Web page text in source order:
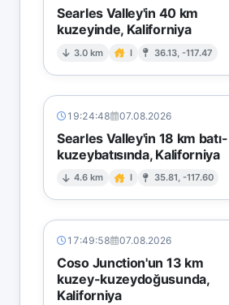
Searles Valley'in 40 km
kuzeyinde, Kaliforniya
3.0 km I 36.13, -117.47
19:24:48 07.08.2026
Searles Valley'in 18 km batı-
kuzeybatısında, Kaliforniya
4.6 km I 35.81, -117.60
17:49:58 07.08.2026
Coso Junction'un 13 km
kuzey-kuzeydoğusunda,
Kaliforniya